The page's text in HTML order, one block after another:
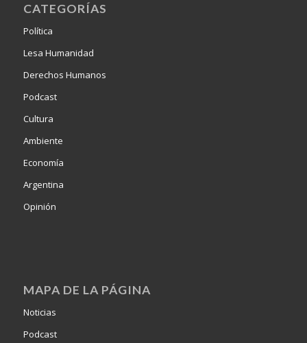
CATEGORÍAS
Política
Lesa Humanidad
Derechos Humanos
Podcast
Cultura
Ambiente
Economía
Argentina
Opinión
MAPA DE LA PÁGINA
Noticias
Podcast